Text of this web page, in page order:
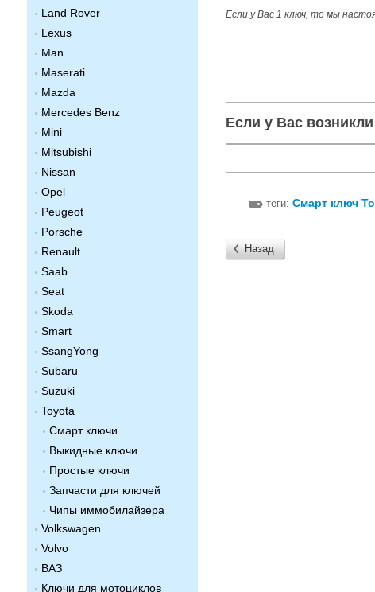
Land Rover
Lexus
Man
Maserati
Mazda
Mercedes Benz
Mini
Mitsubishi
Nissan
Opel
Peugeot
Porsche
Renault
Saab
Seat
Skoda
Smart
SsangYong
Subaru
Suzuki
Toyota
Смарт ключи
Выкидные ключи
Простые ключи
Запчасти для ключей
Чипы иммобилайзера
Volkswagen
Volvo
ВАЗ
Ключи для мотоциклов
Если у Вас 1 ключ, то мы
Если у Вас
теги: Смарт ключ
Назад